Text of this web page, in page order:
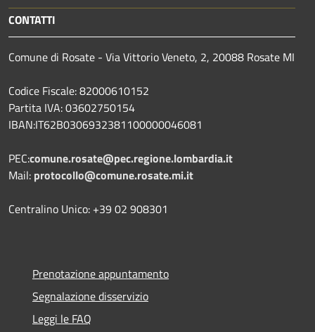
CONTATTI
Comune di Rosate - Via Vittorio Veneto, 2, 20088 Rosate MI
Codice Fiscale: 82000610152
Partita IVA: 03602750154
IBAN:IT62B0306932381100000046081
PEC:comune.rosate@pec.regione.lombardia.it
Mail: protocollo@comune.rosate.mi.it
Centralino Unico: +39 02 908301
Prenotazione appuntamento
Segnalazione disservizio
Leggi le FAQ